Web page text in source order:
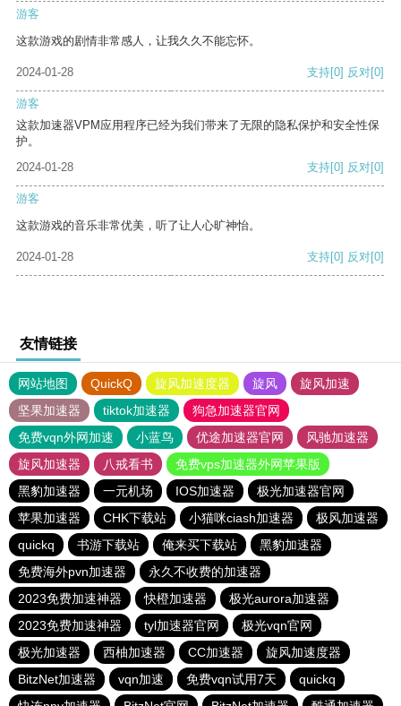
游客
这款游戏的剧情非常感人，让我久久不能忘怀。
2024-01-28 支持[0] 反对[0]
游客
这款加速器VPM应用程序已经为我们带来了无限的隐私保护和安全性保
护。
2024-01-28
支持[0] 反对[0]
游客
这款游戏的音乐非常优美，听了让人心旷神怡。
2024-01-28 支持[0] 反对[0]
友情链接
网站地图 QuickQ 旋风加速度器 旋风
旋风加速
坚果加速器
tiktok加速器
狗急加速器官网
免费vqn外网加速
小蓝鸟 优途加速器官网
风驰加速器
旋风加速器
八戒看书
免费vps加速器外网苹果版
黑豹加速器
一元机场 IOS加速器
极光加速器官网
苹果加速器
CHK下载站 小猫咪ciash加速器
极风加速器
quickq
书游下载站 俺来买下载站
黑豹加速器
免费海外pvn加速器
永久不收费的加速器
2023免费加速神器
快橙加速器
极光aurora加速器
2023免费加速神器
tyl加速器官网
极光vqn官网
极光加速器
西柚加速器 CC加速器
旋风加速度器
BitzNet加速器
vqn加速 免费vqn试用7天
quickq